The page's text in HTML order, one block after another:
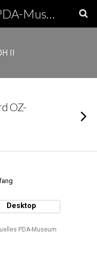
Olivers virtuelles PDA-Museum
II
OZ-
Desktop
PDA-Museum